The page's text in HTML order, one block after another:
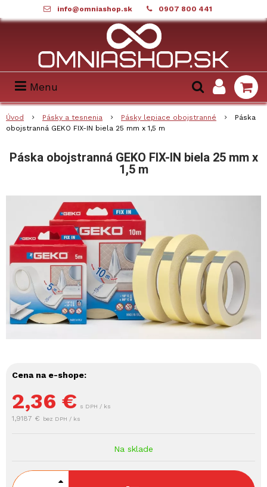
info@omniashop.sk 0907 800 441
Menu
Úvod Pásky a tesnenia Pásky lepiace obojstranné
Páska
obojstranná GEKO FIX-IN biela 25 mm x 1,5 m
Páska obojstranná GEKO FIX-IN biela 25 mm x
1,5 m
Cena na e-shope:
2,36 € s DPH / ks
1,9187 € bez DPH / ks
Na sklade